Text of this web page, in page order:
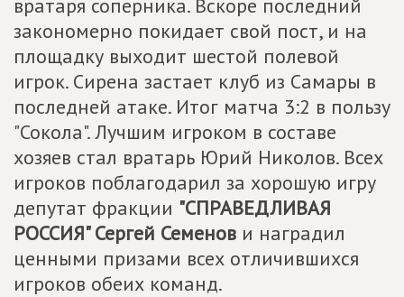
вратаря соперника. Вскоре последний
закономерно покидает свой пост, и на
площадку выходит шестой полевой
игрок. Сирена застает клуб из Самары в
последней атаке. Итог матча 3:2 в пользу
"Сокола". Лучшим игроком в составе
хозяев стал вратарь Юрий Николов. Всех
игроков поблагодарил за хорошую игру
депутат фракции "СПРАВЕДЛИВАЯ
РОССИЯ" Сергей Семенов и наградил
ценными призами всех отличившихся
игроков обеих команд.